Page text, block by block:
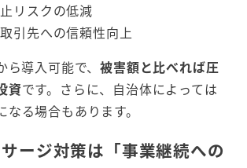
リスクの低減
引先への信頼性向上
ら導入可能で、被害額と比べれば圧
資です。さらに、自治体によっては
る場合もあります。
ージ対策は「事業継続への